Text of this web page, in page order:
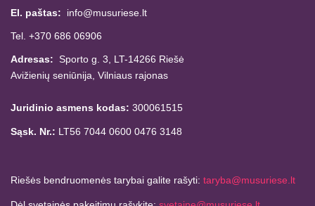
El. paštas: info@musuriese.lt
Tel. +370 686 06906
Adresas: Sporto g. 3, LT-14266 Riešė
Avižienių seniūnija, Vilniaus rajonas
Juridinio asmens kodas: 300061515
Sąsk. Nr.: LT56 7044 0600 0476 3148
Riešės bendruomenės tarybai galite rašyti: taryba@musuriese.lt